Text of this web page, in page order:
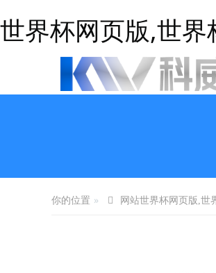
世界杯网页版,世
你的位置 网站世界杯网页版,世